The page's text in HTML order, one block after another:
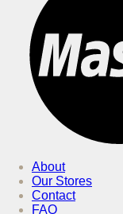
About
Our Stores
Contact
FAQ